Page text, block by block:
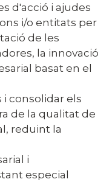
d'acció i ajudes
i/o entitats per
de les
la innovació
basat en el
i consolidar els
de la qualitat de
reduint la
i
especial